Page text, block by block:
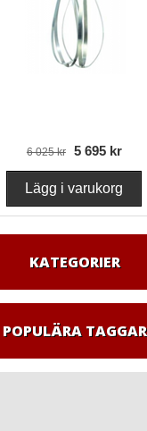
6 025 kr 5 695 kr
KATEGORIER
POPULÄRA TAGGAR